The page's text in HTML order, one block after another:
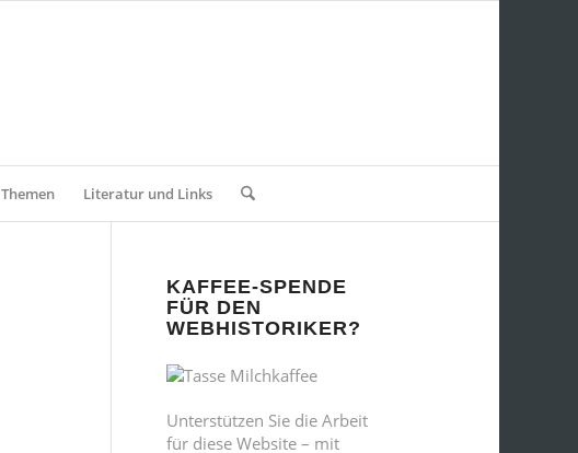
Themen Literatur und Links
KAFFEE-SPENDE
FÜR DEN
WEBHISTORIKER?
Unterstützen Sie die Arbeit
für diese Website – mit